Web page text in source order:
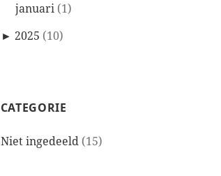
januari (1)
► 2025 (10)
CATEGORIE
Niet ingedeeld (15)